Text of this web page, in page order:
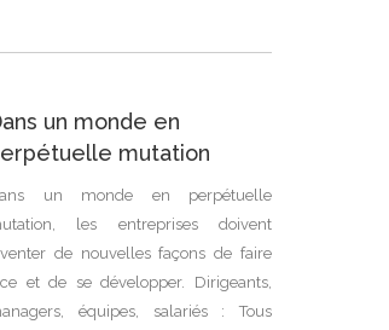
un monde en
mutation
un monde en perpétuelle
les entreprises doivent
de nouvelles façons de faire
et de se développer. Dirigeants,
équipes, salariés : Tous